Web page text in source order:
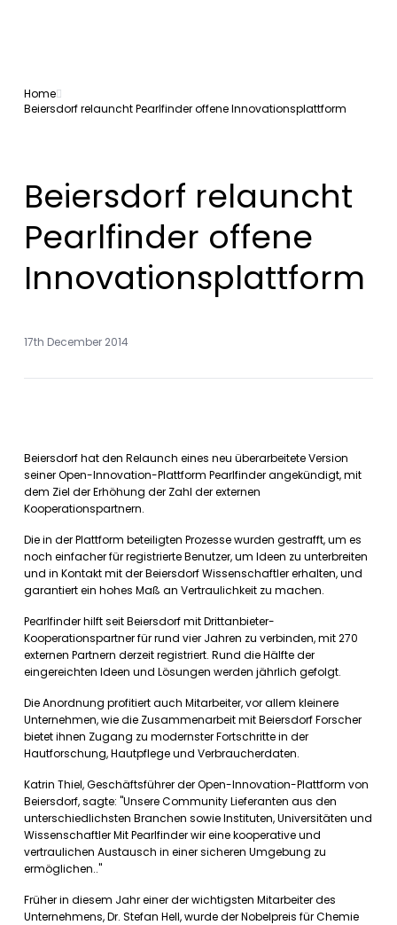
Home
Beiersdorf relauncht Pearlfinder offene Innovationsplattform
Beiersdorf relauncht
Pearlfinder offene
Innovationsplattform
17th December 2014
Beiersdorf hat den Relaunch eines neu überarbeitete Version
seiner Open-Innovation-Plattform Pearlfinder angekündigt, mit
dem Ziel der Erhöhung der Zahl der externen
Kooperationspartnern.
Die in der Plattform beteiligten Prozesse wurden gestrafft, um es
noch einfacher für registrierte Benutzer, um Ideen zu unterbreiten
und in Kontakt mit der Beiersdorf Wissenschaftler erhalten, und
garantiert ein hohes Maß an Vertraulichkeit zu machen.
Pearlfinder hilft seit Beiersdorf mit Drittanbieter-
Kooperationspartner für rund vier Jahren zu verbinden, mit 270
externen Partnern derzeit registriert. Rund die Hälfte der
eingereichten Ideen und Lösungen werden jährlich gefolgt.
Die Anordnung profitiert auch Mitarbeiter, vor allem kleinere
Unternehmen, wie die Zusammenarbeit mit Beiersdorf Forscher
bietet ihnen Zugang zu modernster Fortschritte in der
Hautforschung, Hautpflege und Verbraucherdaten.
Katrin Thiel, Geschäftsführer der Open-Innovation-Plattform von
Beiersdorf, sagte: "Unsere Community Lieferanten aus den
unterschiedlichsten Branchen sowie Instituten, Universitäten und
Wissenschaftler Mit Pearlfinder wir eine kooperative und
vertraulichen Austausch in einer sicheren Umgebung zu
ermöglichen.."
Früher in diesem Jahr einer der wichtigsten Mitarbeiter des
Unternehmens, Dr. Stefan Hell, wurde der Nobelpreis für Chemie